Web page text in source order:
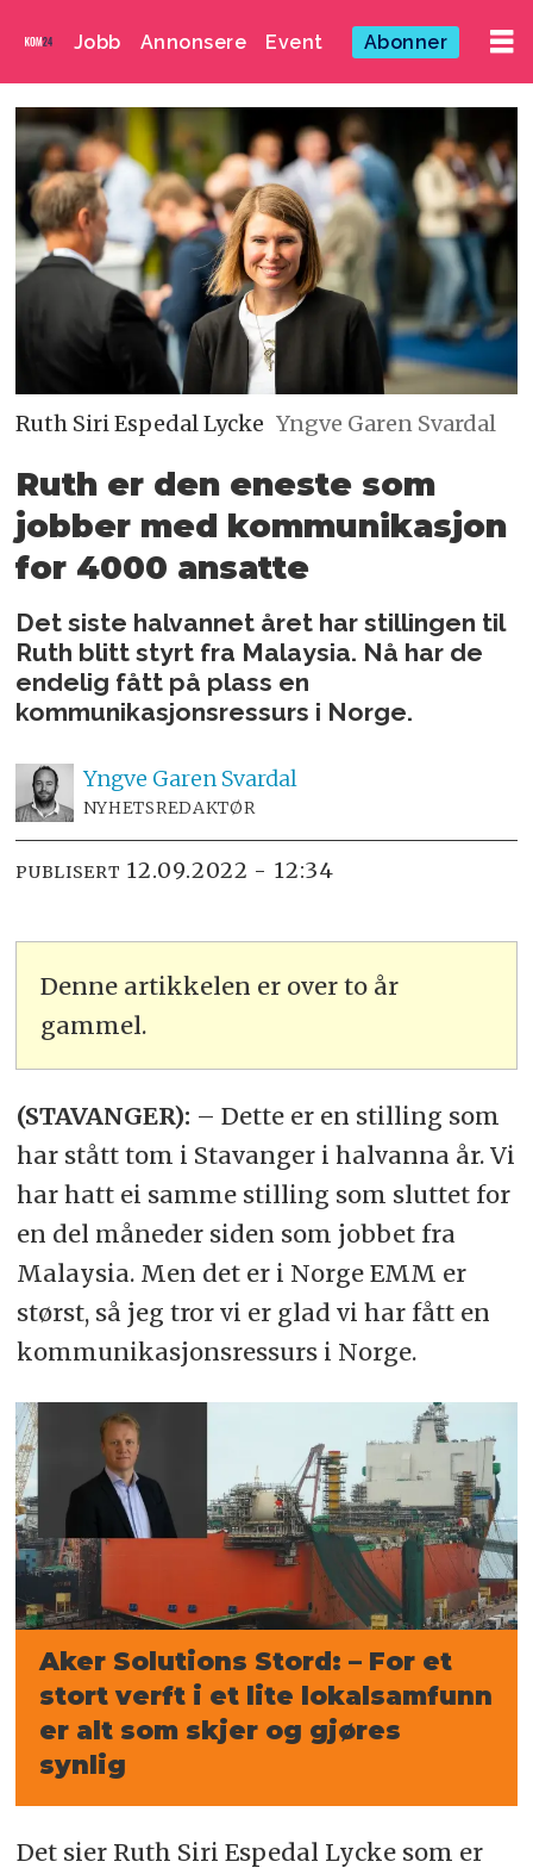
Jobb Annonsere Event Abonner
Ruth Siri Espedal Lycke Yngve Garen Svardal
Ruth er den eneste som
jobber med kommunikasjon
for 4000 ansatte
Det siste halvannet året har stillingen til
Ruth blitt styrt fra Malaysia. Nå har de
endelig fått på plass en
kommunikasjonsressurs i Norge.
Yngve Garen Svardal
NYHETSREDAKTØR
PUBLISERT 12.09.2022 - 12:34
Denne artikkelen er over to år
gammel.
(STAVANGER): – Dette er en stilling som
har stått tom i Stavanger i halvanna år. Vi
har hatt ei samme stilling som sluttet for
en del måneder siden som jobbet fra
Malaysia. Men det er i Norge EMM er
størst, så jeg tror vi er glad vi har fått en
kommunikasjonsressurs i Norge.
Aker Solutions Stord: – For et
stort verft i et lite lokalsamfunn
er alt som skjer og gjøres
synlig
Det sier Ruth Siri Espedal Lycke som er